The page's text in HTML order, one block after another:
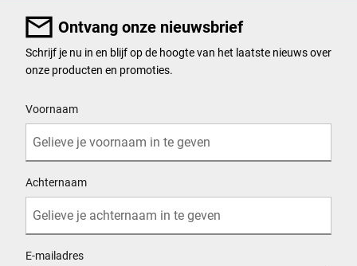
Ontvang onze nieuwsbrief
Schrijf je nu in en blijf op de hoogte van het laatste nieuws over
onze producten en promoties.
Voornaam
Achternaam
E-mailadres